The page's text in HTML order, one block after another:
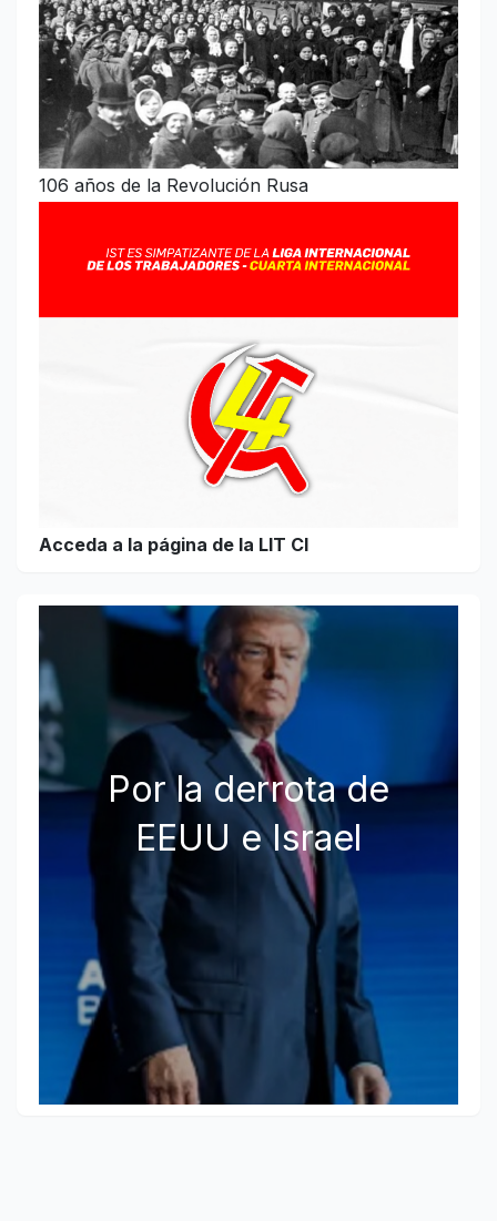
106 años de la Revolución Rusa
Acceda a la página de la LIT CI
Por la derrota de
EEUU e Israel